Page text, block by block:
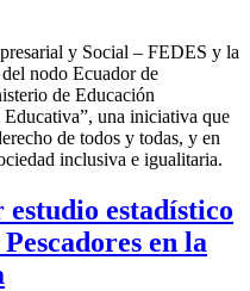
y Social – FEDES y la
nodo Ecuador de
de Educación
una iniciativa que
de todos y todas, y en
inclusiva e igualitaria.
estadístico
en la